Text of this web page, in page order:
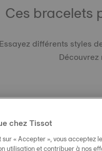
Ces bracelets
Essayez différents styles
chez Tissot
sur « Accepter », vous
utilisation et contribuer à nos